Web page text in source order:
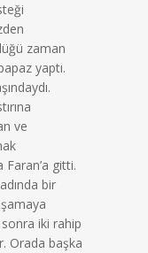
zaman
yaptı.
ve
gitti.
bir
iki rahip
Orada başka